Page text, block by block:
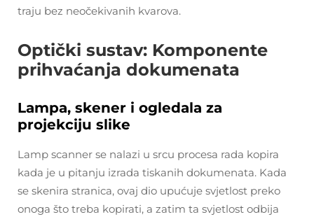
traju bez neočekivanih kvarova.
Optički sustav: Komponente
prihvaćanja dokumenata
Lampa, skener i ogledala za
projekciju slike
Lamp scanner se nalazi u srcu procesa rada kopira
kada je u pitanju izrada tiskanih dokumenata. Kada
se skenira stranica, ovaj dio upućuje svjetlost preko
onoga što treba kopirati, a zatim ta svjetlost odbija